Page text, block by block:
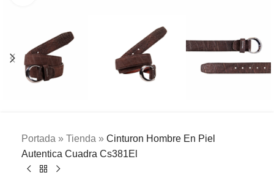
Portada » Tienda » Cinturon Hombre En Piel
Autentica Cuadra Cs381El